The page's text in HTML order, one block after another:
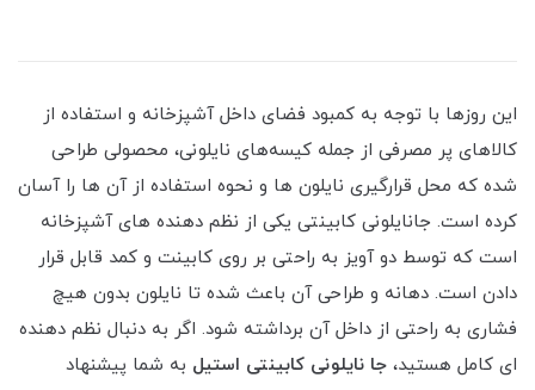
این روزها با توجه به کمبود فضای داخل آشپزخانه و استفاده از
کالاهای پر مصرفی از جمله کیسه‌های نایلونی، محصولی طراحی
شده که محل قرارگیری نایلون ها و نحوه استفاده از آن ها را آسان
کرده است. جانایلونی کابینتی یکی از نظم دهنده های آشپزخانه
است که توسط دو آویز به راحتی بر روی کابینت و کمد قابل قرار
دادن است. دهانه و طراحی آن باعث شده تا نایلون بدون هیچ
فشاری به راحتی از داخل آن برداشته شود. اگر به دنبال نظم دهنده
ای کامل هستید، جا نایلونی کابینتی استیل به شما پیشنهاد